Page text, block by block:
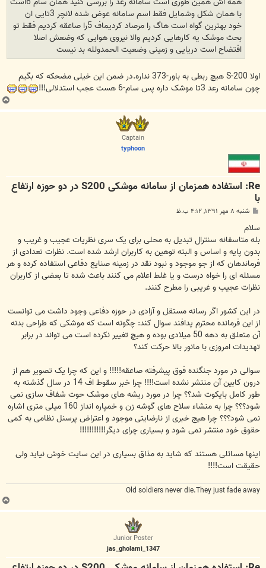
با همان شکل وشمایل فقط اسم سامانه عوض شده لانچر 3تایی ان
خود بهترین گواه است هاگ را مرصاد کردیماف 5را صاعقه کردیم فقط تو
بحث موشک یه کارهایی کردیم والا نیروی هوایی که وضعش اصلا
افتضاح است دریایی و زمینی وضعیت الحمدولله بد نیست
اولا S-200 هیچ ربطی به باور-373 نداره.در ضمن این خیلی مضحکه که بگیم
چون سامانه رعد 3تا موشک داره پس سام-6 هست عجب استدلالی!!!
ب
ا
Captain
typhoon
Re: استفاده همزمان از سامانه موشکی S200 در دو حوزه ارتفاع
با
پ
ت
شنبه ۸ مهر ۱۳۹۱, ۴:۱۲ ب.ظ
سلام
بله متاسفانه سنترال تبدیل به محلی برای یک سری نظریات عجیب و غریب و
بدون پایه و اساس و البته توهین به کاربران ارشد شده است. نظرات تعدادی از
فرماندهان که از جو موجود و نبود نقد در زمینه صنایع دفاعی استفاده کرده و هر
مسئله ای را خواه درست و یا غلط اعلام می کنند باعث شده تا بعضی از کاربران
نظرات عجیب و غریبی را مطرح کنند.
در این کشور اگر رسانه مستقل و آزادی در حوزه دفاعی وجود داشت می توانست
از این فرمانده محترم پدافند سوال کند: چگونه است که موشکی که طراحی بدنه
آن متعلق به دهه 50 میلادی بوده و هیچ تغییر نکرده است می تواند در برابر
تهدیدات امروزی با مانور بالا حرکت کند؟
سوالی در مورد جنگنده فوق پیشرفته صاعقه!!!!! و این که چرا یک تصویر هم از
درون کابین آن منتشر نشده است!!!! چرا خبر سقوط اف 14 در سال گذشته به
طور کامل بایکوت شد؟؟ چرا در مورد ریشه های موشک حوت شفاف سازی نمی
شود؟؟؟ چرا به منشاء سلاح های گوشه زن و خمپاره انداز 160 میلی متری اشاره
نمی شود؟؟؟ چرا هیج خبری از نارضایتی موجود و اعتراض پرسنل نظامی به کمی
حقوق خود منتشر نمی شود و بسیاری چرای دیگر!!!!!!!!!!!
اینها مسائلی هستند که شاید به مذاق بسیاری در این سایت خوش نیاید ولی
حقیقت است!!!!
Old soldiers never die.They just fade away
ب
ا
Junior Poster
jas_gholami_1347